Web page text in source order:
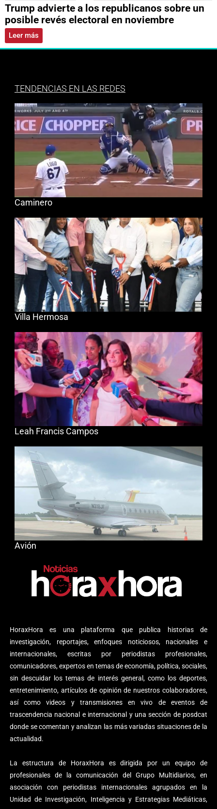
Trump advierte a los republicanos sobre un
posible revés electoral en noviembre
Leer más
HoraxHora es una plataforma que publica historias de
investigación, reportajes, enfoques noticiosos, nacionales e
internacionales, escritas por periodistas profesionales,
comunicadores, expertos en temas de economía, política, sociales,
sin descuidar los temas de interés general, como los deportes,
entretenimiento, artículos de opinión de nuestros colaboradores,
así como videos y transmisiones en vivo de eventos de
trascendencia nacional e internacional y una sección de posdcat
donde se comentan y analizan las más variadas situaciones de la
actualidad.
La estructura de HoraxHora es dirigida por un equipo de
profesionales de la comunicación del Grupo Multidiarios, en
asociación con periodistas internacionales agrupados en la
Unidad de Investigación, Inteligencia y Estrategias Mediáticas,
TENDENCIAS EN LAS REDES
Caminero
Villa Hermosa
Leah Francis Campos
Avión